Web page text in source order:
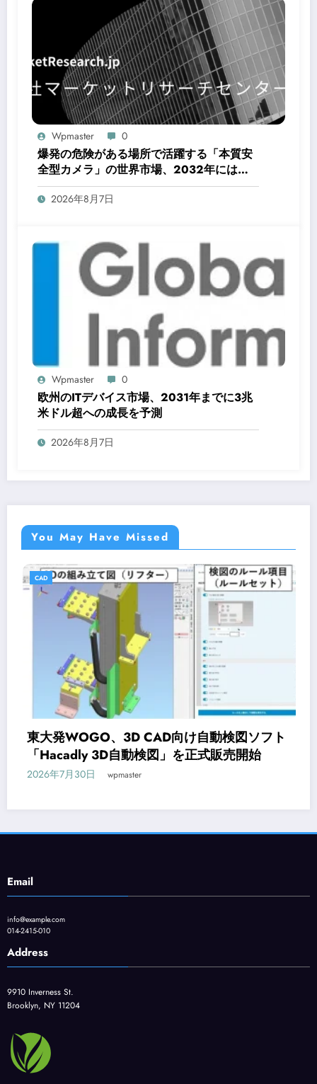
Wpmaster 0
爆発の危険がある場所で活躍する「本質安
全型カメラ」の世界市場、2032年には
16.76億米ドルへ拡大予測
2026年8月7日
Wpmaster 0
欧州のITデバイス市場、2031年までに3兆
米ドル超への成長を予測
2026年8月7日
You May Have Missed
CAD向け自動検図ソフト
検図」を正式販売開始
CAD
オンライン研修
Email
info@example.com
Address
9910 Inverness St.